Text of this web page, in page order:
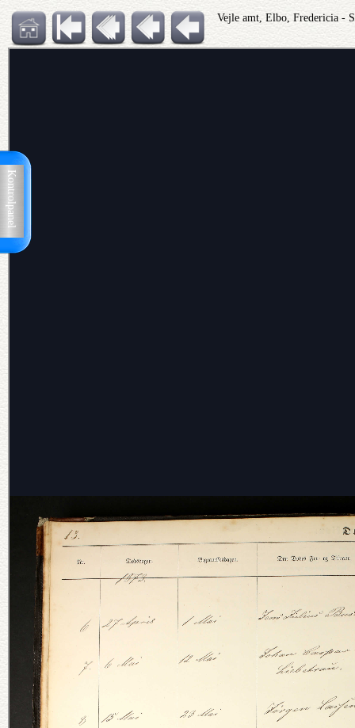
Kontrolpanel
Vejle amt, Elbo, Fredericia -